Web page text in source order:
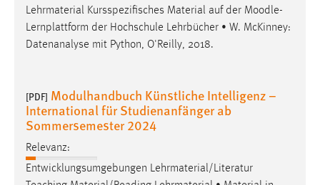
Lehrmaterial Kursspezifisches Material auf der Moodle-
Lernplattform der Hochschule Lehrbücher • W. McKinney:
Datenanalyse mit Python, O'Reilly, 2018.
[PDF] Modulhandbuch Künstliche Intelligenz –
International für Studienanfänger ab
Sommersemester 2024
Relevanz:
Entwicklungsumgebungen Lehrmaterial/Literatur